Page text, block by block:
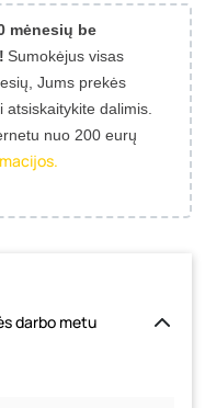
mėnesių be
Sumokėjus visas
Jums prekės
atsiskaitykite dalimis.
nuo 200 eurų
darbo metu